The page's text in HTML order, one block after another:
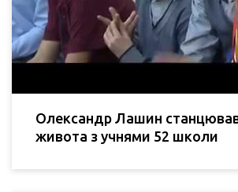
Олександр Лашин
живота з учнями 52 школи